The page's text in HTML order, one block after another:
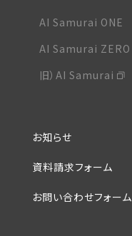
AI Samurai ONE
AI Samurai ZERO
旧）AI Samurai
お知らせ
資料請求フォーム
お問い合わせフォーム